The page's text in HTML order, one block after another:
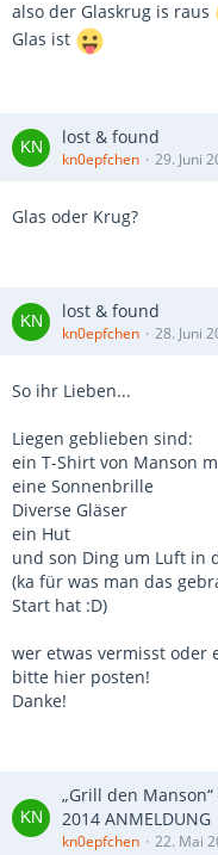
also der Glaskrug is raus
Glas ist
lost & found
kn0epfchen 29. Juni
Glas oder Krug?
lost & found
kn0epfchen 28. Juni
So ihr Lieben...
Liegen geblieben sind:
ein T-Shirt von Manson
eine Sonnenbrille
Diverse Gläser
ein Hut
und son Ding um Luft in
(ka für was man das
Start hat :D)
wer etwas vermisst oder
bitte hier posten!
Danke!
„Grill den Manson“
2014 ANMELDUNG
kn0epfchen 22. Mai